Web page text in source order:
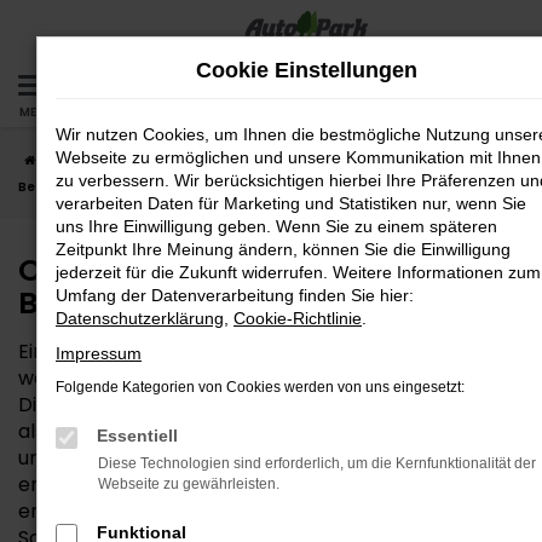
Zum
springen
MENÜ
Startseite München Opel Opel Corsa
Opel Corsa Neuwagen –
Bestqualität für München
Opel Corsa Neuwagen –
Bestqualität für München
Ein Opel Corsa Neuwagen ist eine vortreffliche Wahl,
wenn es um das passende Auto für München geht.
Dieses Modell überzeugt sowohl durch sein Design
als auch durch die sprichwörtlich „inneren Werte“
und wird von unserem Autohaus uneingeschränkt
empfohlen. Wer sich für einen Opel Corsa Neuwagen
entscheidet, kann die einzelnen Details Schritt für
Cookie Einstellungen
Wir nutzen Cookies, um Ihnen die bestmögliche Nutzung
Webseite zu ermöglichen und unsere Kommunikation mit Ihnen
zu verbessern. Wir berücksichtigen hierbei Ihre Präferenzen
verarbeiten Daten für Marketing und Statistiken nur, wenn Sie
uns Ihre Einwilligung geben. Wenn Sie zu einem späteren
Zeitpunkt Ihre Meinung ändern, können Sie die Einwilligung
jederzeit für die Zukunft widerrufen. Weitere Informationen zum
Umfang der Datenverarbeitung finden Sie hier:
Datenschutzerklärung Cookie-Richtlinie
Impressum
Folgende Kategorien von Cookies werden von uns eingesetzt:
Essentiell
Diese Technologien sind erforderlich, um die Kernfunktionalität der
Webseite zu gewährleisten.
Funktional